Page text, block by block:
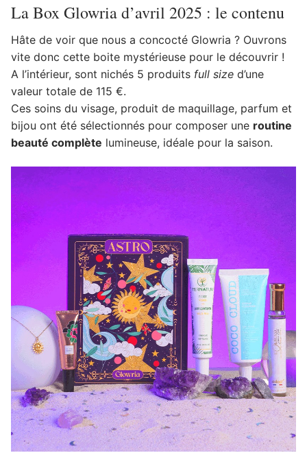
La Box Glowria d’avril 2025 : le contenu
Hâte de voir que nous a concocté Glowria ? Ouvrons
vite donc cette boite mystérieuse pour le découvrir !
A l’intérieur, sont nichés 5 produits full size d’une
valeur totale de 115 €.
Ces soins du visage, produit de maquillage, parfum et
bijou ont été sélectionnés pour composer une routine
beauté complète lumineuse, idéale pour la saison.